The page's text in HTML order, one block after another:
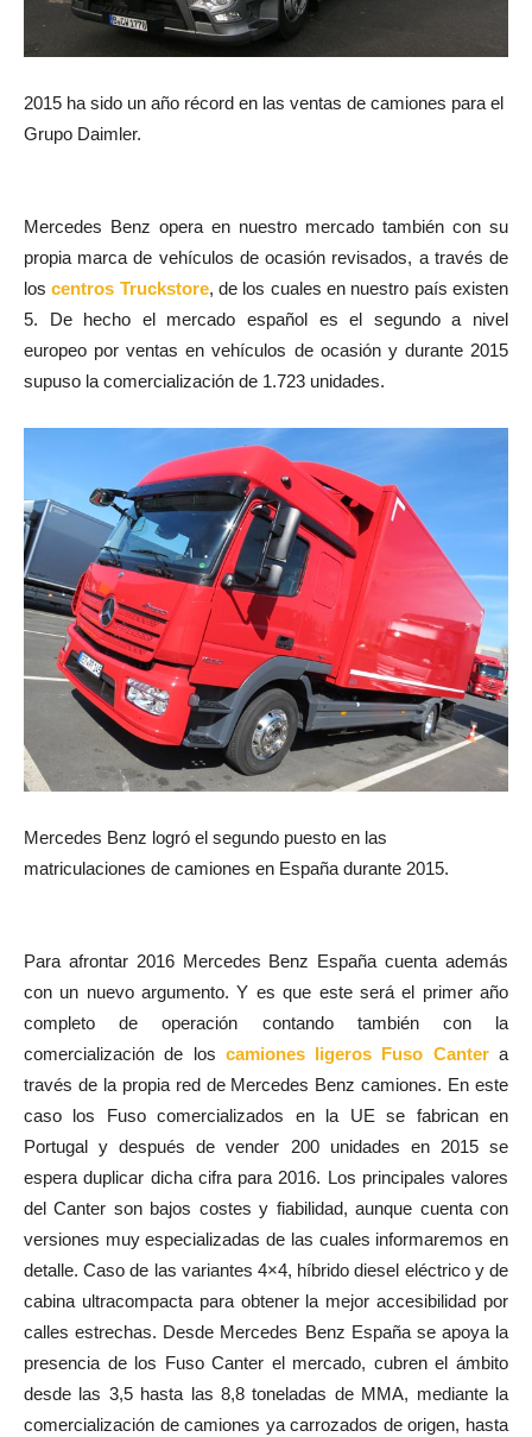
2015 ha sido un año récord en las ventas de camiones para el
Grupo Daimler.
Mercedes Benz opera en nuestro mercado también con su
propia marca de vehículos de ocasión revisados, a través de
loscentros Truckstore, de los cuales en nuestro país existen
5. De hecho el mercado español es el segundo a nivel
europeo por ventas en vehículos de ocasión y durante 2015
supuso la comercialización de 1.723 unidades.
Mercedes Benz logró el segundo puesto en las
matriculaciones de camiones en España durante 2015.
Para afrontar 2016 Mercedes Benz España cuenta además
con un nuevo argumento. Y es que este será el primer año
completo de operación contando también con la
comercialización de los camiones ligeros Fuso Cantera
través de la propia red de Mercedes Benz camiones. En este
caso los Fuso comercializados en la UE se fabrican en
Portugal y después de vender 200 unidades en 2015 se
espera duplicar dicha cifra para 2016. Los principales valores
del Canter son bajos costes y fiabilidad, aunque cuenta con
versiones muy especializadas de las cuales informaremos en
detalle. Caso de las variantes 4×4, híbrido diesel eléctrico y de
cabina ultracompacta para obtener la mejor accesibilidad por
calles estrechas. Desde Mercedes Benz España se apoya la
presencia de los Fuso Canter el mercado, cubren el ámbito
desde las 3,5 hasta las 8,8 toneladas de MMA, mediante la
comercialización de camiones ya carrozados de origen, hasta